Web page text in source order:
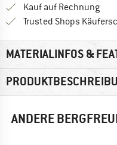
Kauf auf Rechnung
Trusted Shops
MATERIALINFOS &
ANDERE